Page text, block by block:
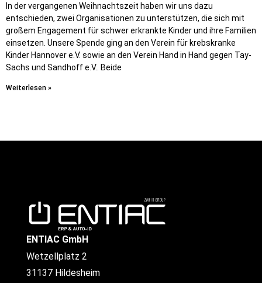
In der vergangenen Weihnachtszeit haben wir uns dazu
entschieden, zwei Organisationen zu unterstützen, die sich mit
großem Engagement für schwer erkrankte Kinder und ihre Familien
einsetzen. Unsere Spende ging an den Verein für krebskranke
Kinder Hannover e.V. sowie an den Verein Hand in Hand gegen Tay-
Sachs und Sandhoff e.V.. Beide
Weiterlesen »
ENTIAC GmbH
Wetzellplatz 2
31137 Hildesheim